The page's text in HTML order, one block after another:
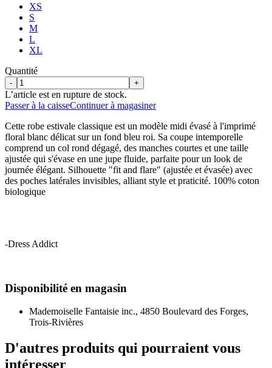
XS
S
M
L
XL
Quantité
- +
L’article est en rupture de stock.
Passer à la caisseContinuer à magasiner
Cette robe estivale classique est un modèle midi évasé à l'imprimé
floral blanc délicat sur un fond bleu roi. Sa coupe intemporelle
comprend un col rond dégagé, des manches courtes et une taille
ajustée qui s'évase en une jupe fluide, parfaite pour un look de
journée élégant. Silhouette "fit and flare" (ajustée et évasée) avec
des poches latérales invisibles, alliant style et praticité. 100% coton
biologique
-Dress Addict
Disponibilité en magasin
Mademoiselle Fantaisie inc., 4850 Boulevard des Forges,
Trois-Rivières
D'autres produits qui pourraient vous
intéresser